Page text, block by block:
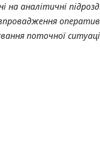
на аналітичні
впровадження
поточної